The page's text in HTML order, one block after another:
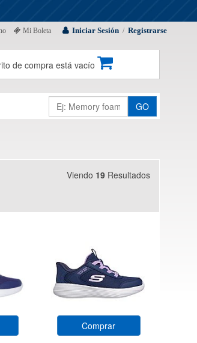
Iniciar Sesión / Registrarse
Mi Boleta
de compra está vacío
GO
Viendo 19 Resultados
Comprar